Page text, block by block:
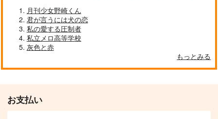
銀と金の再録集－表－
刀剣乱舞
山姥切長義×山姥切国広
ビターサイダー
787円（税込）
おしいれ
専売 472円（税込）
月刊少女野崎くん
君が言うには犬の恋
私の愛する圧制者
私立メロ高等学校
灰色と赤
もっとみる
お支払い